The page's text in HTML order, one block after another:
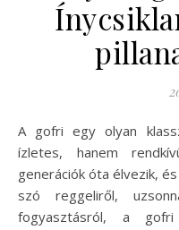
A gofri egy olyan klasszikus édesség, amely nemcsak
ízletes, hanem
generációk óta élvezik,
szó reggeliről,
fogyasztásról, a